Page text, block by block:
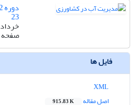
23
خرداد 1404
صفحه
فایل ها
اصل مقاله
915.83 K